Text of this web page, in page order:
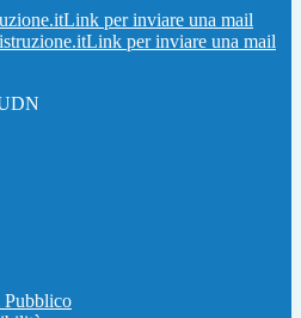
Link per inviare una mail
Link per inviare una mail